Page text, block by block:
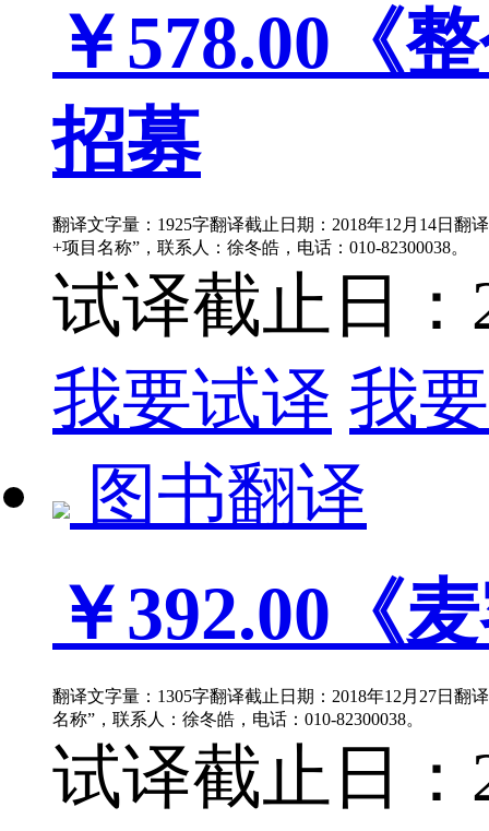
￥578.00 《
招募
翻译文字量：1925字翻译截止日期：2018年12月14日翻
+项目名称”，联系人：徐冬皓，电话：010-82300038。
试译截止日：
我要试译 我
图书翻译
￥392.00 《
翻译文字量：1305字翻译截止日期：2018年12月27日翻
名称”，联系人：徐冬皓，电话：010-82300038。
试译截止日：